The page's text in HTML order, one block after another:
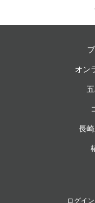
オン
長
ログイン